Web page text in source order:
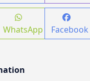
WhatsApp Facebook